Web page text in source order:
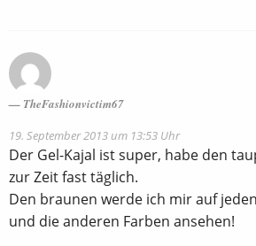
TheFashionvictim67
19. September 2013 um 13:53 Uhr
Der Gel-Kajal ist super, habe den
zur Zeit fast täglich.
Den braunen werde ich mir auf
und die anderen Farben ansehen!